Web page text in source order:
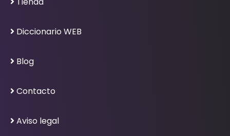
Diccionario WEB
Blog
Contacto
Aviso legal